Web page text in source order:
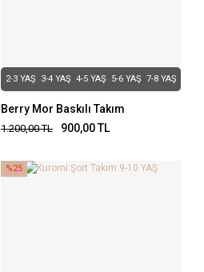
2-3 YAŞ 3-4 YAŞ 4-5 YAŞ 5-6 YAŞ 7-8 YAŞ
Berry Mor Baskılı Takım
1.200,00TL 900,00TL
%25